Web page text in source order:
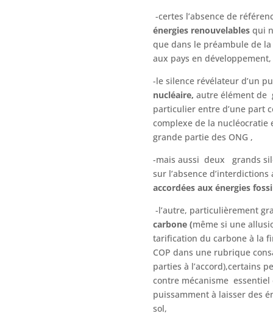
-certes l’absence de
énergies renouvelables qui
que dans le préambule de
aux pays en développement,
-le silence révélateur d’un
nucléaire, autre élément de
particulier entre d’une part
complexe de la nucléocratie
grande partie des ONG ,
-mais aussi deux grands
sur l’absence
accordées aux énergies
-l’autre, particulièrement
carbone (même si une
tarification du carbone à la
COP dans une rubrique
parties à l’accord),certains
contre mécanisme
puissamment à laisser des
sol,